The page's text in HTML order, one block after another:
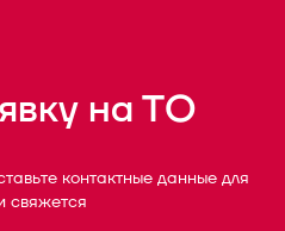
на ТО
контактные данные для
свяжется